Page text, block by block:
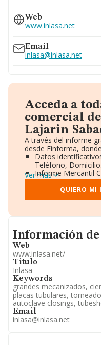
Web
www.inlasa.net
Email
inlasa@inlasa.net
Acceda a
comercial
Lajarin
A través del informe
desde Einforma,
Datos
Teléfono, Domicilio.
Informe Mercantil
Gráficos de
Consejo de
Directivos y
Información oficial
Ver más
QUIERO MI
Informacion de su
Información de
Web
www.inlasa.net/
Titulo
Inlasa
Keywords
grandes mecanizados,
placas tubulares,
autoclave closings,
Email
inlasa@inlasa.net